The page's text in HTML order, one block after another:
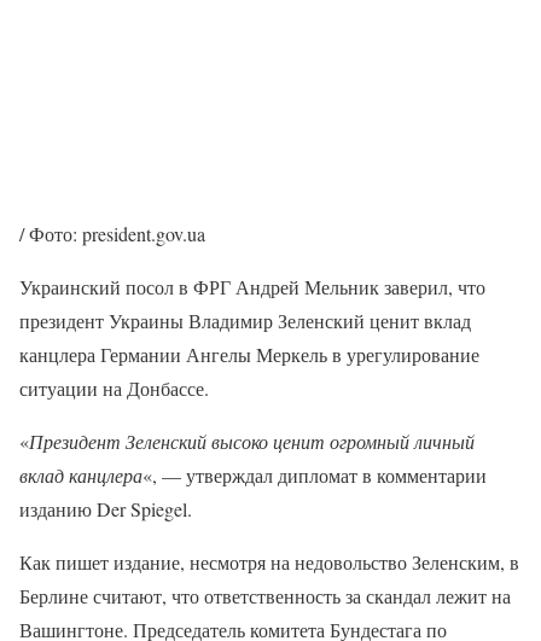
/ Фото: president.gov.ua
Украинский посол в ФРГ Андрей Мельник заверил, что
президент Украины Владимир Зеленский ценит вклад
канцлера Германии Ангелы Меркель в урегулирование
ситуации на Донбассе.
«Президент Зеленский высоко ценит огромный личный
вклад канцлера«, — утверждал дипломат в комментарии
изданию Der Spiegel.
Как пишет издание, несмотря на недовольство Зеленским, в
Берлине считают, что ответственность за скандал лежит на
Вашингтоне. Председатель комитета Бундестага по